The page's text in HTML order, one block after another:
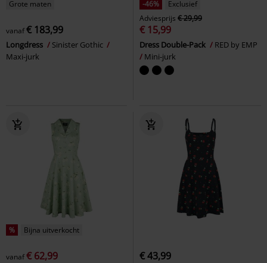
Grote maten
vanaf€ 183,99
Longdress
Sinister Gothic
Maxi-jurk
-46%
Exclusief
Adviesprijs € 29,99
€ 15,99
Dress Double-Pack
RED by EMP
Mini-jurk
% Bijna uitverkocht
vanaf€ 62,99 € 43,99